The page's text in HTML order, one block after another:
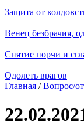
Защита от
Венец безбрачия,
Снятие порчи и
Одолеть врагов
Главная /Вопрос/